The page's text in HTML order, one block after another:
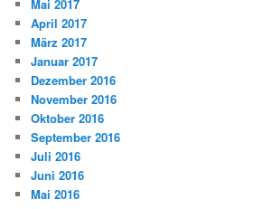
Mai 2017
April 2017
März 2017
Januar 2017
Dezember 2016
November 2016
Oktober 2016
September 2016
Juli 2016
Juni 2016
Mai 2016